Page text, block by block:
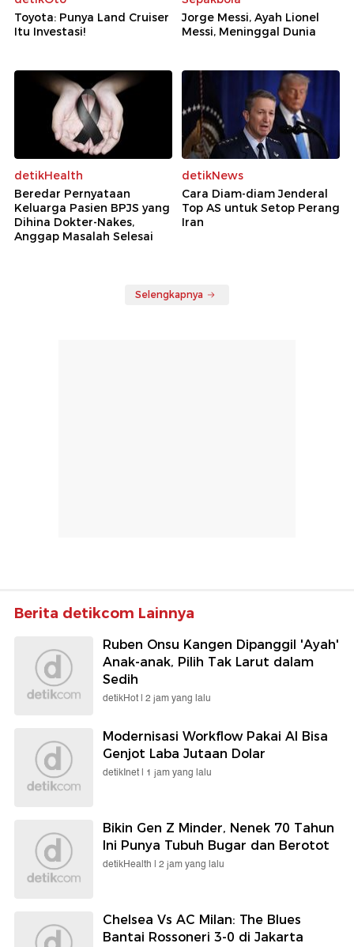
Toyota: Punya Land Cruiser
Itu Investasi!
Jorge Messi, Ayah Lionel
Messi, Meninggal Dunia
detikHealth
Beredar Pernyataan
Keluarga Pasien BPJS yang
Dihina Dokter-Nakes,
Anggap Masalah Selesai
detikNews
Cara Diam-diam Jenderal
Top AS untuk Setop Perang
Iran
Selengkapnya
Berita detikcom Lainnya
Ruben Onsu Kangen Dipanggil 'Ayah'
Anak-anak, Pilih Tak Larut dalam
Sedih
detikHot | 2 jam yang lalu
Modernisasi Workflow Pakai AI Bisa
Genjot Laba Jutaan Dolar
detikInet | 1 jam yang lalu
Bikin Gen Z Minder, Nenek 70 Tahun
Ini Punya Tubuh Bugar dan Berotot
detikHealth | 2 jam yang lalu
Chelsea Vs AC Milan: The Blues
Bantai Rossoneri 3-0 di Jakarta